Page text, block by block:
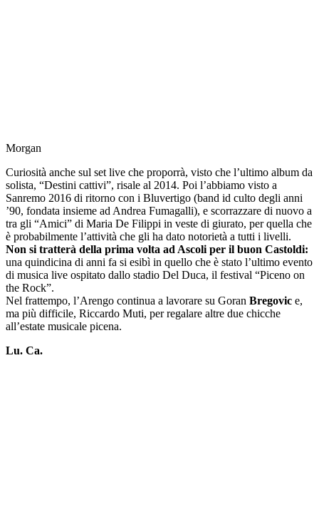
Morgan
Curiosità anche sul set live che proporrà, visto che l’ultimo album da
solista, “Destini cattivi”, risale al 2014. Poi l’abbiamo visto a
Sanremo 2016 di ritorno con i Bluvertigo (band id culto degli anni
’90, fondata insieme ad Andrea Fumagalli), e scorrazzare di nuovo a
tra gli “Amici” di Maria De Filippi in veste di giurato, per quella che
è probabilmente l’attività che gli ha dato notorietà a tutti i livelli.
Non si tratterà della prima volta ad Ascoli per il buon Castoldi:
una quindicina di anni fa si esibì in quello che è stato l’ultimo evento
di musica live ospitato dallo stadio Del Duca, il festival “Piceno on
the Rock”.
Nel frattempo, l’Arengo continua a lavorare su Goran Bregovic e,
ma più difficile, Riccardo Muti, per regalare altre due chicche
all’estate musicale picena.
Lu. Ca.